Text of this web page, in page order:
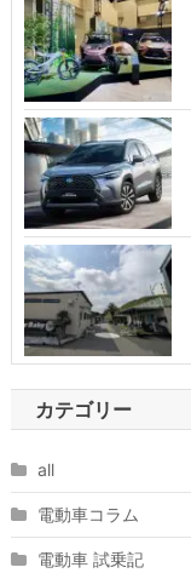
カテゴリー
all
電動車コラム
電動車 試乗記